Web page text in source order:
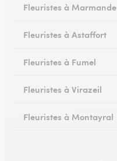
Fleuristes à Marmande
Fleuristes à Astaffort
Fleuristes à Fumel
Fleuristes à Virazeil
Fleuristes à Montayral